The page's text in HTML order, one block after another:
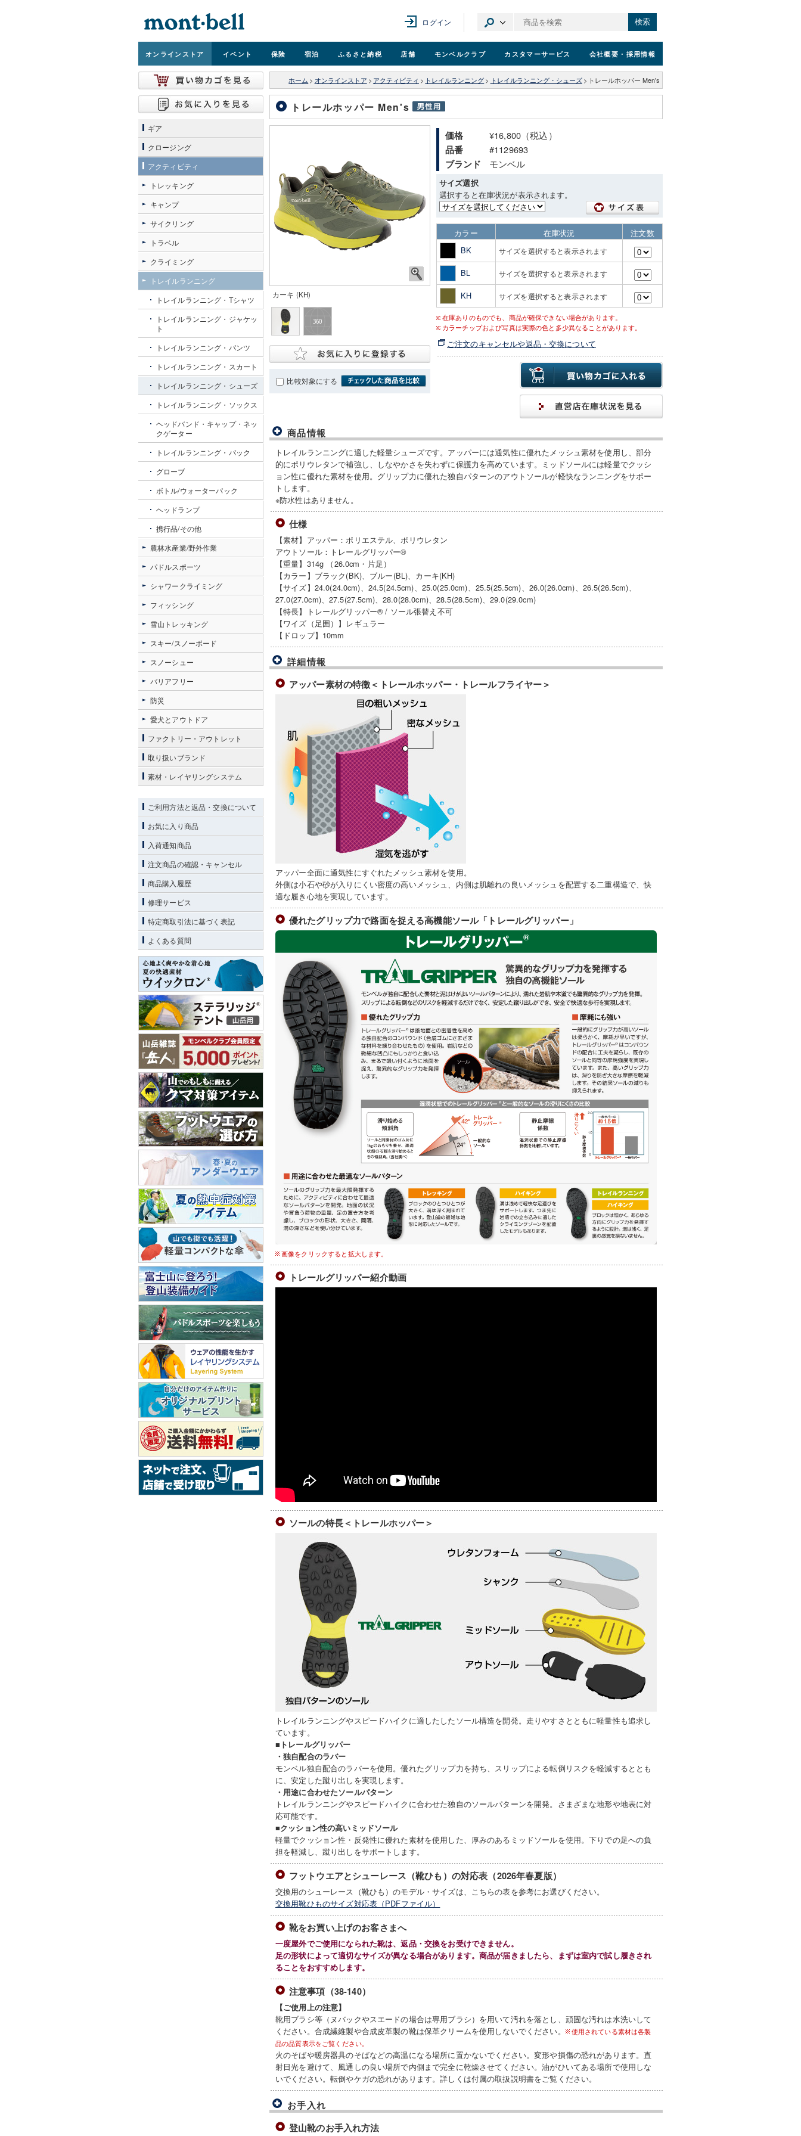
ログイン 検索
オンラインストア イベント 保険 宿泊 ふるさと納税 店舗 モンベルクラブ カスタマーサービス 会社概要 ・採用情報
ホーム > オンラインストア > アクティビティ > トレイルランニング > トレイルランニング・シューズ > トレールホッパー Men's
トレールホッパー Men's
カーキ (KH)
比較対象にする
価格 ¥16,800（税込）
品番 #1129693
ブランド モンベル
サイズ選択
選択すると在庫状況が表示されます。
カラー 在庫状況
注文数
BK
サイズを選択すると表示されます
BL サイズを選択すると表示されます
KH サイズを選択すると表示されます
在庫ありのものでも、商品が確保できない場合があります。
カラーチップおよび写真は実際の色と多少異なることがあります。
ご注文のキャンセルや返品・交換について
商品情報
トレイルランニングに適した軽量シューズです。アッパーには通気性に優れたメッシュ素材を使用し、部分
的にポリウレタンで補強し、しなやかさを失わずに保護力を高めています。ミッドソールには軽量でクッシ
ョン性に優れた素材を使用。グリップ力に優れた独自パターンのアウトソールが軽快なランニングをサポー
トします。
※防水性はありません。
仕様
【素材】アッパー：ポリエステル、ポリウレタン
アウトソール：トレールグリッパー®
【重量】314g （26.0cm・片足）
【カラー】ブラック(BK)、ブルー(BL)、カーキ(KH)
【サイズ】24.0(24.0cm)、24.5(24.5cm)、25.0(25.0cm)、25.5(25.5cm)、26.0(26.0cm)、26.5(26.5cm)、
27.0(27.0cm)、27.5(27.5cm)、28.0(28.0cm)、28.5(28.5cm)、29.0(29.0cm)
【特長】トレールグリッパー® / ソール張替え不可
【ワイズ（足囲）】レギュラー
【ドロップ】10mm
詳細情報
アッパー素材の特徴＜トレールホッパー・トレールフライヤー＞
アッパー全面に通気性にすぐれたメッシュ素材を使用。
外側は小石や砂が入りにくい密度の高いメッシュ、内側は肌離れの良いメッシュを配置する二重構造で、快
適な履き心地を実現しています。
優れたグリップ力で路面を捉える高機能ソール「トレールグリッパー」
画像をクリックすると拡大します。
トレールグリッパー紹介動画
ソールの特長＜トレールホッパー＞
トレイルランニングやスピードハイクに適したしたソール構造を開発。走りやすさとともに軽量性も追求し
ています。
■トレールグリッパー
・独自配合のラバー
モンベル独自配合のラバーを使用。優れたグリップ力を持ち、スリップによる転倒リスクを軽減するととも
に、安定した蹴り出しを実現します。
・用途に合わせたソールパターン
トレイルランニングやスピードハイクに合わせた独自のソールパターンを開発。さまざまな地形や地表に対
応可能です。
■クッション性の高いミッドソール
軽量でクッション性・反発性に優れた素材を使用した、厚みのあるミッドソールを使用。下りでの足への負
担を軽減し、蹴り出しをサポートします。
フットウエアとシューレース（靴ひも）の対応表（2026年春夏版）
交換用のシューレース（靴ひも）のモデル・サイズは、こちらの表を参考にお選びください。
交換用靴ひものサイズ対応表（PDFファイル）
靴をお買い上げのお客さまへ
一度屋外でご使用になられた靴は、返品・交換をお受けできません。
足の形状によって適切なサイズが異なる場合があります。商品が届きましたら、まずは室内で試し履きされ
ることをおすすめします。
注意事項（38-140）
【ご使用上の注意】
靴用ブラシ等（ヌバックやスエードの場合は専用ブラシ）を用いて汚れを落とし、頑固な汚れは水洗いして
ください。合成繊維製や合成皮革製の靴は保革クリームを使用しないでください。
使用されている素材は各製
品の品質表示をご覧ください。
火のそばや暖房器具のそばなどの高温になる場所に置かないでください。変形や損傷の恐れがあります。直
射日光を避けて、風通しの良い場所で内側まで完全に乾燥させてください。油がひいてある場所で使用しな
いでください。転倒やケガの恐れがあります。詳しくは付属の取扱説明書をご覧ください。
お手入れ
登山靴のお手入れ方法
ギア
クロージング
アクティビティ
トレッキング
キャンプ
サイクリング
トラベル
クライミング
トレイルランニング
トレイルランニング・Tシャツ
トレイルランニング・ジャケッ
ト
トレイルランニング・パンツ
トレイルランニング・スカート
トレイルランニング・シューズ
トレイルランニング・ソックス
ヘッドバンド・キャップ・ネッ
クゲーター
トレイルランニング・パック
グローブ
ボトル/ウォーターパック
ヘッドランプ
携行品/その他
農林水産業/野外作業
パドルスポーツ
シャワークライミング
フィッシング
雪山トレッキング
スキー/スノーボード
スノーシュー
バリアフリー
防災
愛犬とアウトドア
ファクトリー・アウトレット
取り扱いブランド
素材・レイヤリングシステム
ご利用方法と返品・交換について
お気に入り商品
入荷通知商品
注文商品の確認・キャンセル
商品購入履歴
修理サービス
特定商取引法に基づく表記
よくある質問